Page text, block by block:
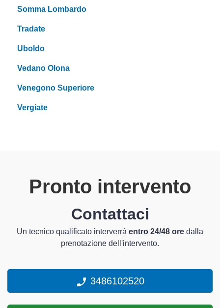
Somma Lombardo
Tradate
Uboldo
Vedano Olona
Venegono Superiore
Vergiate
Pronto intervento
Contattaci
Un tecnico qualificato interverrà entro 24/48 ore dalla
prenotazione dell'intervento.
3486102520